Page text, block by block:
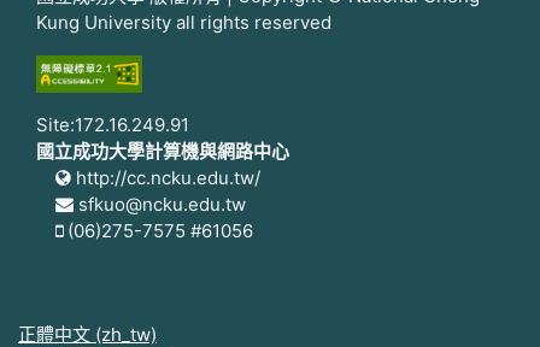
Kung University all rights reserved
Site:172.16.249.91
國立成功大學計算機與網路中心
http://cc.ncku.edu.tw/
sfkuo@ncku.edu.tw
(06)275-7575 #61056
正體中文 ‎(zh_tw)‎